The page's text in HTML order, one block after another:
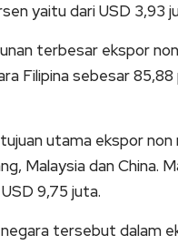
yaitu dari USD 3,93
terbesar ekspor
Filipina sebesar
utama ekspor
Malaysia dan China.
9,75 juta.
tersebut dalam